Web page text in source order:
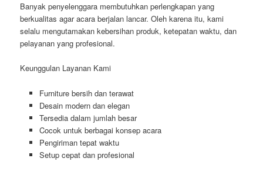
Banyak penyelenggara membutuhkan perlengkapan yang
berkualitas agar acara berjalan lancar. Oleh karena itu, kami
selalu mengutamakan kebersihan produk, ketepatan waktu, dan
pelayanan yang profesional.
Keunggulan Layanan Kami
Furniture bersih dan terawat
Desain modern dan elegan
Tersedia dalam jumlah besar
Cocok untuk berbagai konsep acara
Pengiriman tepat waktu
Setup cepat dan profesional